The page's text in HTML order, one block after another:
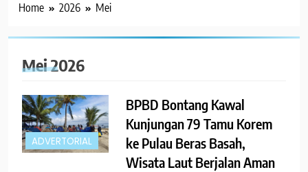
Home 2026 Mei
Mei 2026
ADVERTORIAL
BPBD Bontang Kawal
Kunjungan 79 Tamu Korem
ke Pulau Beras Basah,
Wisata Laut Berjalan Aman